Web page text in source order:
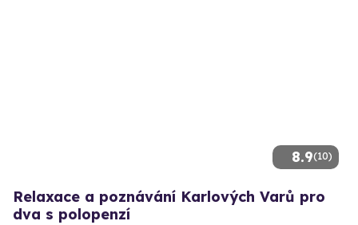
8.9(10)
Relaxace a poznávání Karlových Varů pro
dva s polopenzí